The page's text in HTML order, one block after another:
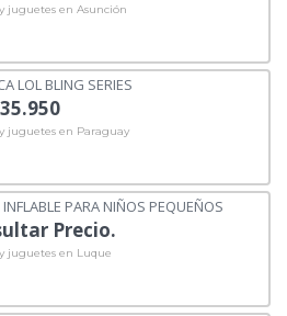
juguetes en Asunción
LOL BLING SERIES
juguetes en Paraguay
INFLABLE PARA NIÑOS PEQUEÑOS
Precio.
juguetes en Luque